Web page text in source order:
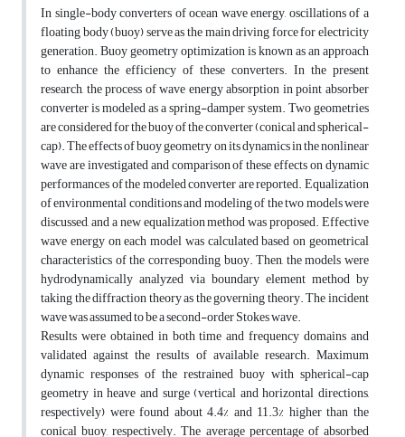
In single-body converters of ocean wave energy, oscillations of a
floating body (buoy) serve as the main driving force for electricity
generation. Buoy geometry optimization is known as an approach
to enhance the efficiency of these converters. In the present
research, the process of wave energy absorption in point absorber
converter is modeled as a spring-damper system. Two geometries
are considered for the buoy of the converter (conical and spherical-
cap). The effects of buoy geometry on its dynamics in the nonlinear
wave are investigated and comparison of these effects on dynamic
performances of the modeled converter are reported. Equalization
of environmental conditions and modeling of the two models were
discussed, and a new equalization method was proposed. Effective
wave energy on each model was calculated based on geometrical
characteristics of the corresponding buoy. Then, the models were
hydrodynamically analyzed via boundary element method by
taking the diffraction theory as the governing theory. The incident
wave was assumed to be a second-order Stokes wave.
Results were obtained in both time and frequency domains and
validated against the results of available research. Maximum
dynamic responses of the restrained buoy with spherical-cap
geometry in heave and surge (vertical and horizontal directions,
respectively) were found about 4.4% and 11.3% higher than the
conical buoy, respectively. The average percentage of absorbed